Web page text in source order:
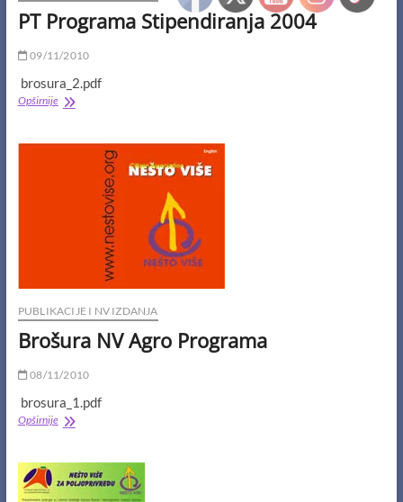
PT Programa Stipendiranja 2004
09/11/2010
brosura_2.pdf
OpširnijePT
2004
PUBLIKACIJE I NV IZDANJA
Brošura NV Agro Programa
08/11/2010
brosura_1.pdf
OpširnijeBrošura
Programa